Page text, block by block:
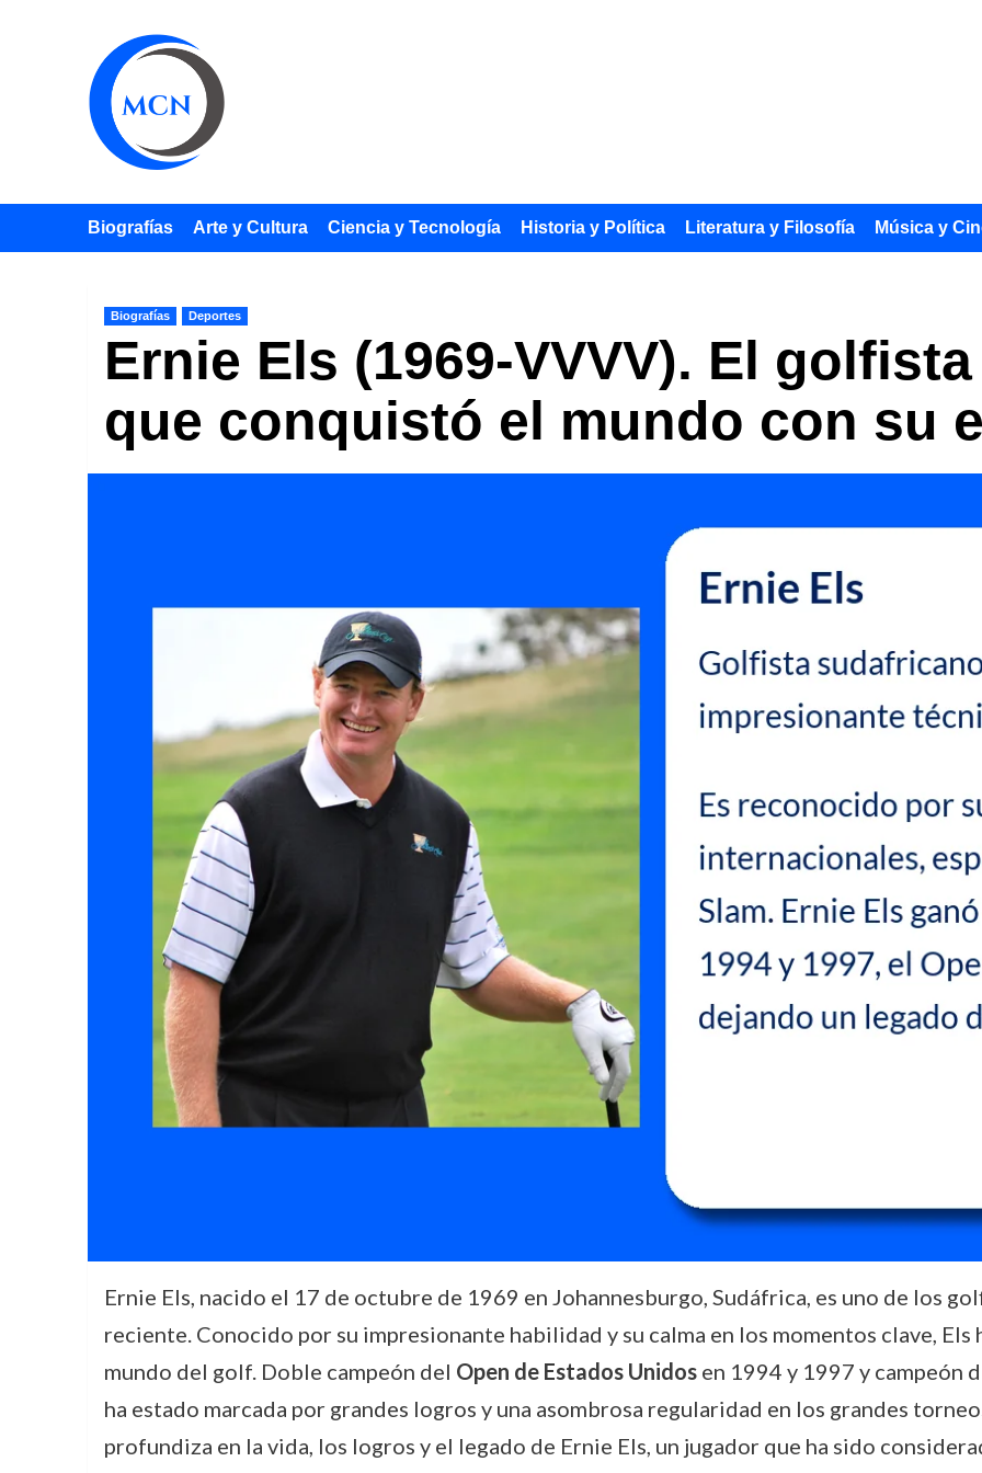
Biografías Arte y Cultura Ciencia y Tecnología Historia y Política Literatura y Filosofía Música y
Biografías Deportes
Ernie Els (1969-VVVV). El
que conquistó el mundo con su
Ernie Els, nacido el 17 de octubre de 1969 en Johannesburgo, Sudáfrica, es uno de los
reciente. Conocido por su impresionante habilidad y su calma en los momentos clave,
mundo del golf. Doble campeón del Open de Estados Unidosen 1994 y 1997 y campeón
ha estado marcada por grandes logros y una asombrosa regularidad en los grandes
profundiza en la vida, los logros y el legado de Ernie Els, un jugador que ha sido